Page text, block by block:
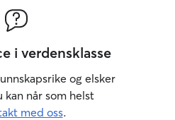
i verdensklasse
og elsker
når som helst
med oss.